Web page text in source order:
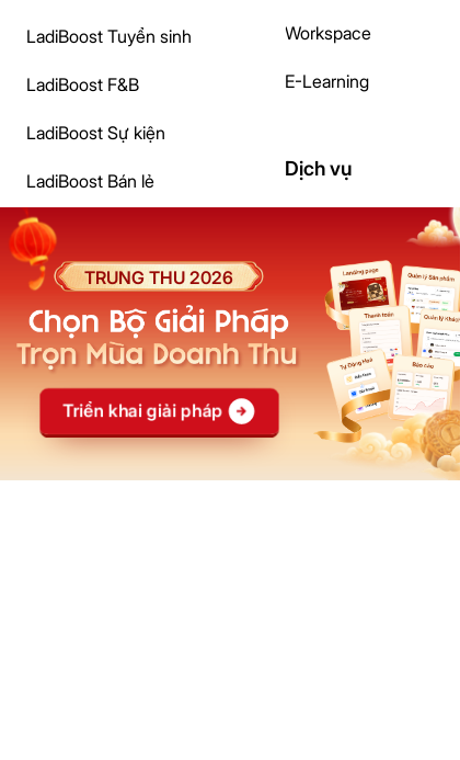
Workspace
E-Learning
LadiBoost Tuyển sinh
LadiBoost F&B
LadiBoost Sự kiện
LadiBoost Bán lẻ
LadiBoost Bất động sản
LadiBoost Thẩm mỹ
Dịch vụ
Dịch vụ triển khai
Khám phá
Tài liệu hướng dẫn
Hợp tác
Đối tác giải pháp
Đối tác đào tạo